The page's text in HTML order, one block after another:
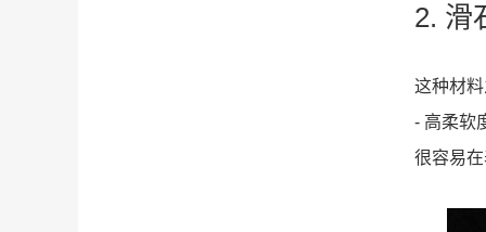
2. 滑
这种材
- 高柔软
很容易